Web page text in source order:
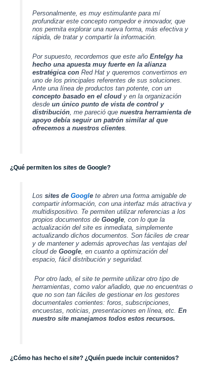
Personalmente, es muy estimulante para mí
profundizar este concepto rompedor e innovador, que
nos permita explorar una nueva forma, más efectiva y
rápida, de tratar y compartir la información.
Por supuesto, recordemos que este año Entelgyha
hecho una apuesta muy fuerte en la alianza
estratégica con Red Haty queremos convertirnos en
uno de los principales referentes de sus soluciones.
Ante una línea de productos tan potente, con un
concepto basado en el cloudy en la organización
desde un único punto de vista de control y
distribución, me pareció que nuestra herramienta de
apoyo debía seguir un patrón similar al que
ofrecemos a nuestros clientes.
¿Qué permiten los sites de Google?
Los sites de Googlete abren una forma amigable de
compartir información, con una interfaz más atractiva y
multidispositivo. Te permiten utilizar referencias a los
propios documentos de Google, con lo que la
actualización del site es inmediata, simplemente
actualizando dichos documentos. Son fáciles de crear
y de mantener y además aprovechas las ventajas del
cloud de Google, en cuanto a optimización del
espacio, fácil distribución y seguridad.
Por otro lado, el site te permite utilizar otro tipo de
herramientas, como valor añadido, que no encuentras o
que no son tan fáciles de gestionar en los gestores
documentales corrientes: foros, subscripciones,
encuestas, noticias, presentaciones en línea, etc. En
nuestro site manejamos todos estos recursos.
¿Cómo has hecho el site? ¿Quién puede incluir contenidos?